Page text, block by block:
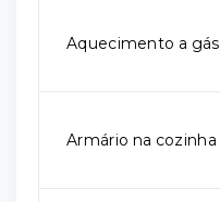
Aquecimento a gás
Armário na cozinha